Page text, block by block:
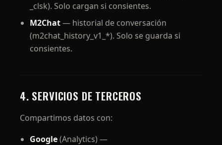
_clsk). Solo cargan si consientes.
M2Chat— historial de conversación
(m2chat_history_v1_*). Solo se guarda si
consientes.
4. SERVICIOS DE TERCEROS
Compartimos datos con:
Google(Analytics) —